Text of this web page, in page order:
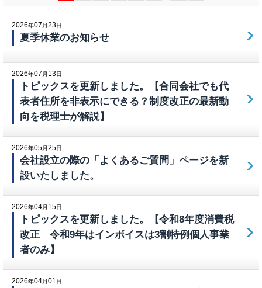
2026年07 月23日
夏季休業のお知らせ
2026年07 月 13日
トピックスを更新しました。【合同会社でも代
表者住所を非表示にできる？制度改正の最新動
向を税理士が解説】
2026年05月25日
会社設立の際の「よくあるご質問」ページを新
設いたしました。
2026年04月 15日
トピックスを更新しました。【令和8年度消費税
改正 令和9年はインボイスは3割特例個人事業
者のみ】
2026年04月01 日